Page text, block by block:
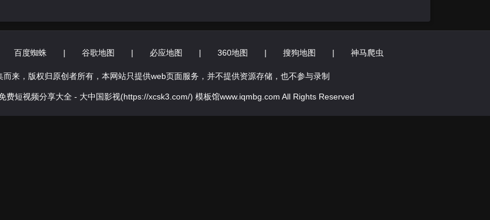
百度蜘蛛 | 谷歌地图 | 必应地图 | 360地图 | 搜狗地图 | 神马爬虫
来，版权归原创者所有，本网站只提供web页面服务，并不提供资源存储，也不参与录制
短视频分享大全 - 大中国影视(https://xcsk3.com/) 模板馆www.iqmbg.com All Rights Reserved